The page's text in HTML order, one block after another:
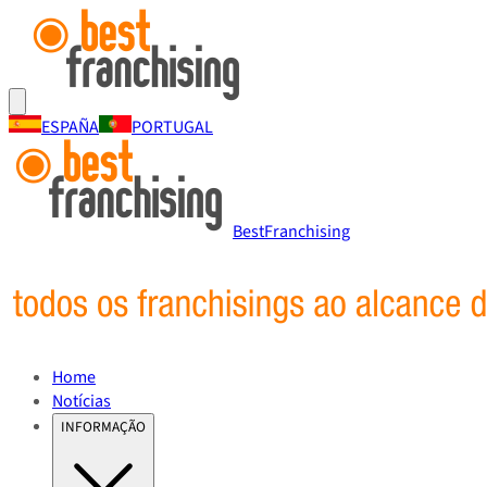
ESPAÑA PORTUGAL
BestFranchising
Home
Notícias
INFORMAÇÃO